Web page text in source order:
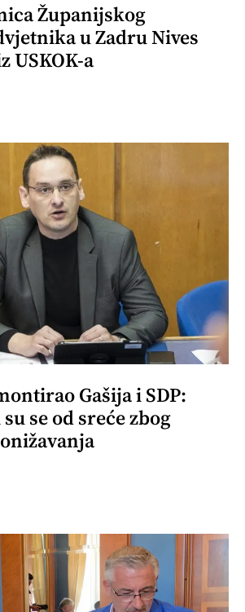
Županijskog
u Zadru Nives
USKOK-a
Gašija i SDP:
se od sreće zbog